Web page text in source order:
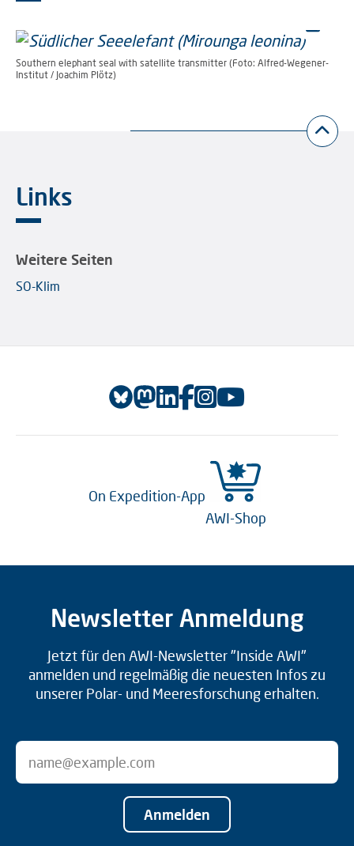
Southern elephant seal with satellite transmitter (Foto: Alfred-Wegener-
Institut / Joachim Plötz)
Links
Weitere Seiten
SO-Klim
On Expedition-App
AWI-Shop
Newsletter Anmeldung
Jetzt für den AWI-Newsletter "Inside AWI"
anmelden und regelmäßig die neuesten Infos zu
unserer Polar- und Meeresforschung erhalten.
Anmelden